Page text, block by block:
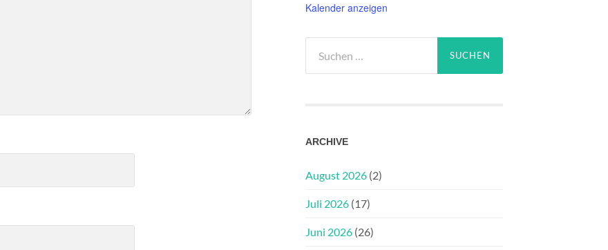
Kalender anzeigen
nach:
ARCHIVE
August 2026 (2)
Juli 2026 (17)
Juni 2026 (26)